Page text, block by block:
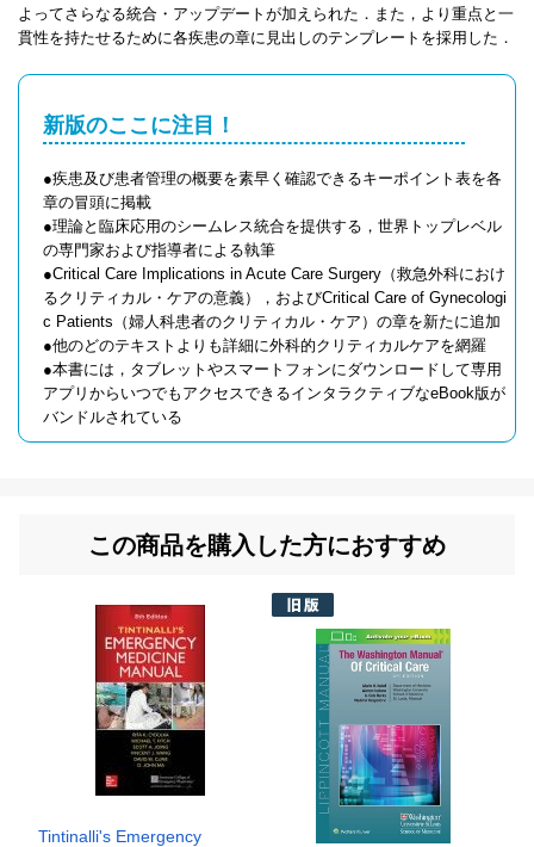
よってさらなる統合・アップデートが加えられた．また，より重点と一
貫性を持たせるために各疾患の章に見出しのテンプレートを採用した．
新版のここに注目！
●疾患及び患者管理の概要を素早く確認できるキーポイント表を各
章の冒頭に掲載
●理論と臨床応用のシームレス統合を提供する，世界トップレベル
の専門家および指導者による執筆
●Critical Care Implications in Acute Care Surgery（救急外科におけ
るクリティカル・ケアの意義），およびCritical Care of Gynecologi
c Patients（婦人科患者のクリティカル・ケア）の章を新たに追加
●他のどのテキストよりも詳細に外科的クリティカルケアを網羅
●本書には，タブレットやスマートフォンにダウンロードして専用
アプリからいつでもアクセスできるインタラクティブなeBook版が
バンドルされている
この商品を購入した方におすすめ
Tintinalli's Emergency